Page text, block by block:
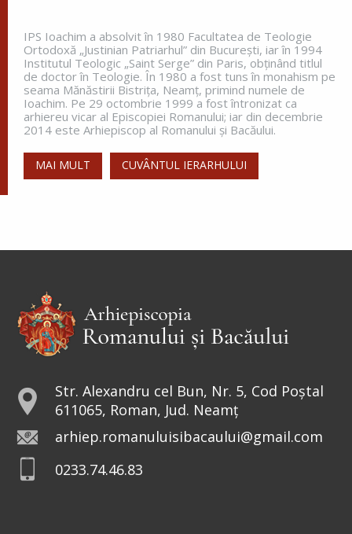
Apostolul zilei
Fraților, vă îndemn, pentru Domnul nostru Iisus
Hristos și pentru iubirea Duhului Sfânt, ca
împreună cu mine, să luptați în rugăciuni către
Dumnezeu pentru mine, ca să scap de...
Ap. Romani 15, 30-33
Ev. Matei 17, 24-27; 18, 1-4
Preia articolele Doxologia în site-ul tău!
IPS Ioachim a absolvit în 1980 Facultatea de Teologie
Ortodoxă „Justinian Patriarhul” din Bucureşti, iar în 1994
Institutul Teologic „Saint Serge” din Paris, obţinând titlul
de doctor în Teologie. În 1980 a fost tuns în monahism pe
seama Mănăstirii Bistriţa, Neamţ, primind numele de
Ioachim. Pe 29 octombrie 1999 a fost întronizat ca
arhiereu vicar al Episcopiei Romanului; iar din decembrie
2014 este Arhiepiscop al Romanului și Bacăului.
MAI MULT CUVÂNTUL IERARHULUI
Str. Alexandru cel Bun, Nr. 5, Cod Poștal
611065, Roman, Jud. Neamț
arhiep.romanuluisibacaului@gmail.com
0233.74.46.83